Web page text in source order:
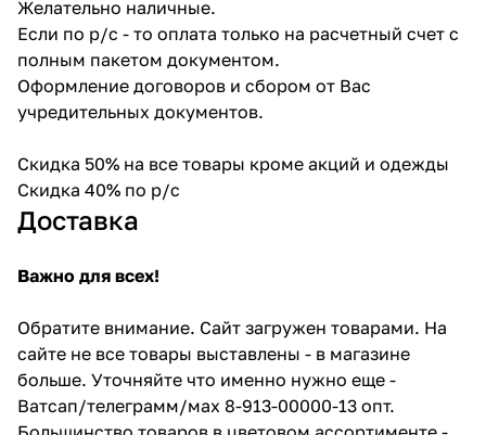
Желательно наличные.
Если по р/с - то оплата только на расчетный счет с
полным пакетом документом.
Оформление договоров и сбором от Вас
учредительных документов.
Скидка 50% на все товары кроме акций и одежды
Скидка 40% по р/с
Доставка
Важно для всех!
Обратите внимание. Сайт загружен товарами. На
сайте не все товары выставлены - в магазине
больше. Уточняйте что именно нужно еще -
Ватсап/телеграмм/мах 8-913-00000-13 опт.